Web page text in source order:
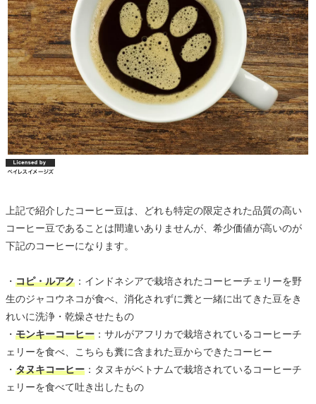
上記で紹介したコーヒー豆は、どれも特定の限定された品質の高い
コーヒー豆であることは間違いありませんが、希少価値が高いのが
下記のコーヒーになります。
・ コピ・ルアク ：インドネシアで栽培されたコーヒーチェリーを野
生のジャコウネコが食べ、消化されずに糞と一緒に出てきた豆をき
れいに洗浄・乾燥させたもの
・ モンキーコーヒー ：サルがアフリカで栽培されているコーヒーチ
ェリーを食べ、こちらも糞に含まれた豆からできたコーヒー
・ タヌキコーヒー ：タヌキがベトナムで栽培されているコーヒーチ
ェリーを食べて吐き出したもの